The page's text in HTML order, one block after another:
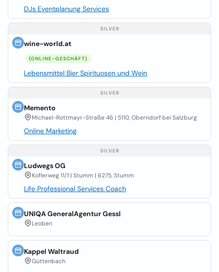
DJs Eventplanung Services
SILVER
wine-world.at
(ONLINE-GESCHÄFT)
Lebensmittel Bier Spirituosen und Wein
SILVER
Memento
Michael-Rottmayr-Straße 46 | 5110, Oberndorf bei Salzburg
Online Marketing
SILVER
Ludwegs OG
Koflerweg 11/1 | Stumm | 6275, Stumm
Life Professional Services Coach
UNIQA GeneralAgentur Gessl
Leoben
Kappel Waltraud
Güttenbach